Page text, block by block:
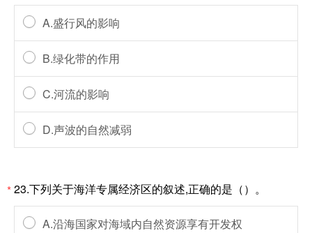
A.盛行风的影响
B.绿化带的作用
C.河流的影响
D.声波的自然减弱
*23.下列关于海洋专属经济区的叙述,正确的是（）。
A.沿海国家对海域内自然资源享有开发权